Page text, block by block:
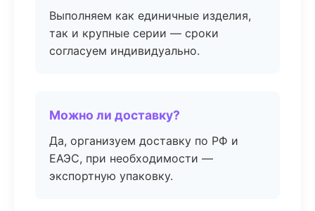
Выполняем как единичные изделия,
так и крупные серии — сроки
согласуем индивидуально.
Можно ли доставку?
Да, организуем доставку по РФ и
ЕАЭС, при необходимости —
экспортную упаковку.